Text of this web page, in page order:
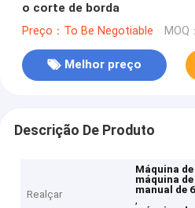
o corte de borda
Preço：To Be Negotiable MOQ
Melhor preço
Descrição De Produto
Realçar
Máquina
máquina
manual de
,